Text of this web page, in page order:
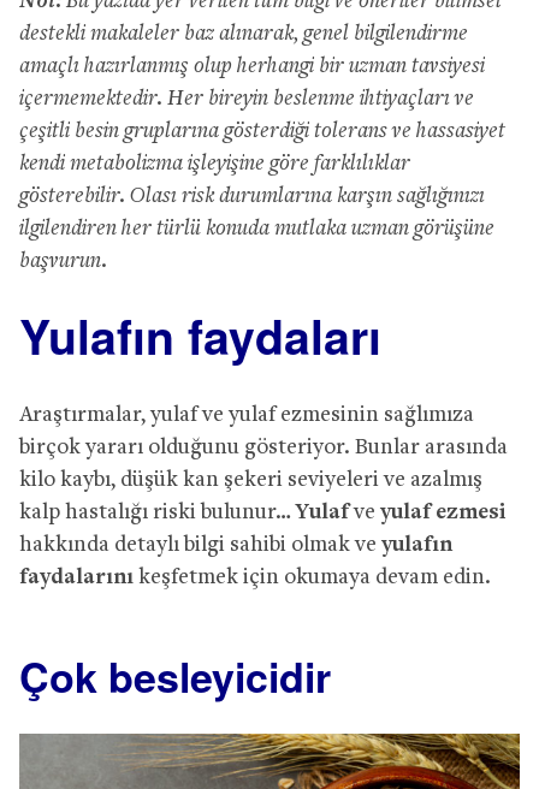
destekli makaleler baz alınarak, genel bilgilendirme
amaçlı hazırlanmış olup herhangi bir uzman tavsiyesi
içermemektedir. Her bireyin beslenme ihtiyaçları ve
çeşitli besin gruplarına gösterdiği tolerans ve hassasiyet
kendi metabolizma işleyişine göre farklılıklar
gösterebilir. Olası risk durumlarına karşın sağlığınızı
ilgilendiren her türlü konuda mutlaka uzman görüşüne
başvurun.
Yulafın faydaları
Araştırmalar, yulaf ve yulaf ezmesinin sağlımıza
birçok yararı olduğunu gösteriyor. Bunlar arasında
kilo kaybı, düşük kan şekeri seviyeleri ve azalmış
kalp hastalığı riski bulunur…Yulafve yulaf ezmesi
hakkında detaylı bilgi sahibi olmak ve yulafın
faydalarını keşfetmek için okumaya devam edin.
Çok besleyicidir